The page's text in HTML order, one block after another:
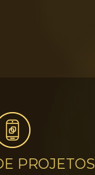
PROJETOS